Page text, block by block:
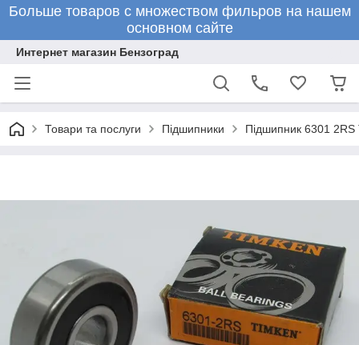
Больше товаров с множеством фильров на нашем
основном сайте
Интернет магазин Бензоград
Товари та послуги Підшипники Підшипник 6301